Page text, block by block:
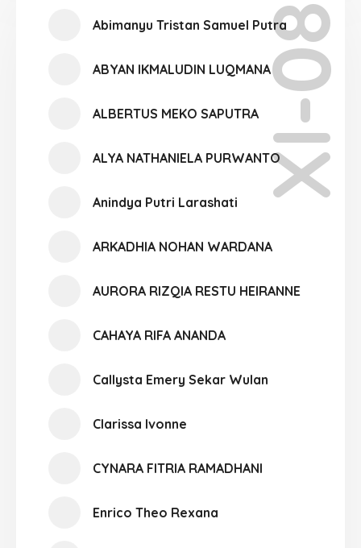
XI-08
Abimanyu Tristan Samuel Putra
ABYAN IKMALUDIN LUQMANA
ALBERTUS MEKO SAPUTRA
ALYA NATHANIELA PURWANTO
Anindya Putri Larashati
ARKADHIA NOHAN WARDANA
AURORA RIZQIA RESTU HEIRANNE
CAHAYA RIFA ANANDA
Callysta Emery Sekar Wulan
Clarissa Ivonne
CYNARA FITRIA RAMADHANI
Enrico Theo Rexana